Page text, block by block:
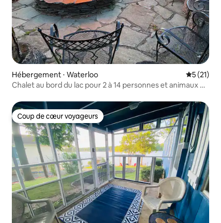
Hébergement ⋅ Waterloo
5 (21)
Chalet au bord du lac pour 2 à 14 personnes et animaux de
Coup de cœur voyageurs
Coup de cœur voyageurs